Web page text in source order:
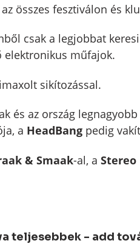
összes fesztiválon és
csak a legjobbat
elektronikus műfajok.
sikítozással.
és az ország
a HeadBangpedig
& Smaak-al, a Stereo
teljesebbek - add